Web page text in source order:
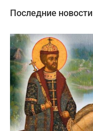
Последние новости